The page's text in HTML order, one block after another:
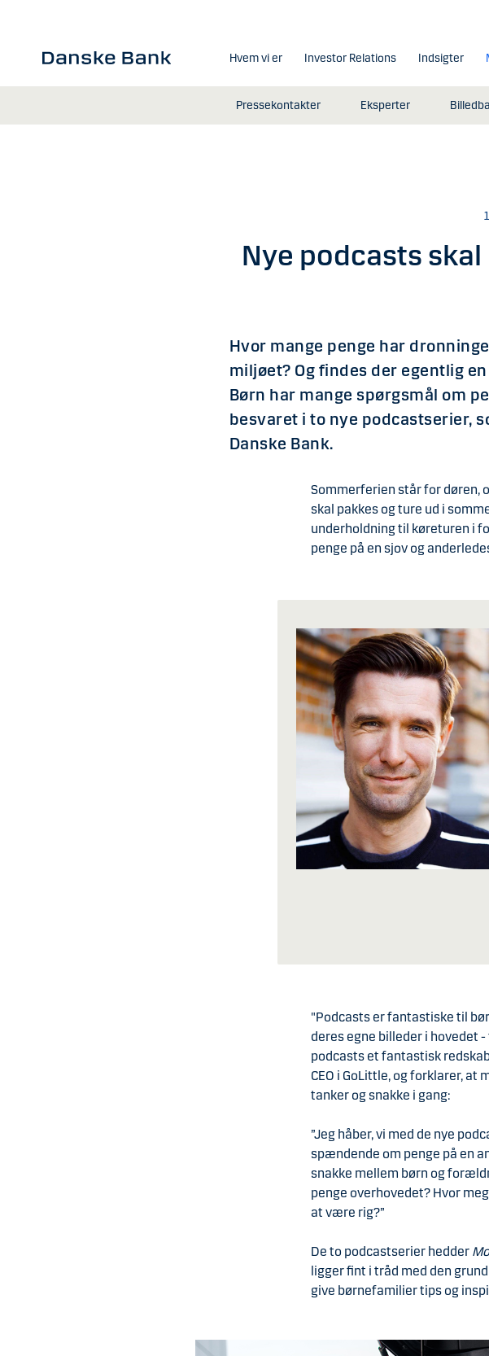
Hvem vi er Investor Relations Indsigter
Pressekontakter Eksperter
Nye podcasts
Hvor mange penge har
miljøet? Og findes der egentlig
Børn har mange spørgsmål om
besvaret i to nye podcastserier,
Danske Bank.
Sommerferien står for døren,
skal pakkes og ture ud i
underholdning til køreturen i
penge på en sjov og
"Podcasts er fantastiske til
deres egne billeder i hovedet
podcasts et fantastisk
CEO i GoLittle, og forklarer,
tanker og snakke i gang:
”Jeg håber, vi med de nye
spændende om penge på en
snakke mellem børn og
penge overhovedet? Hvor
at være rig?”
De to podcastserier hedder
ligger fint i tråd med den
give børnefamilier tips og